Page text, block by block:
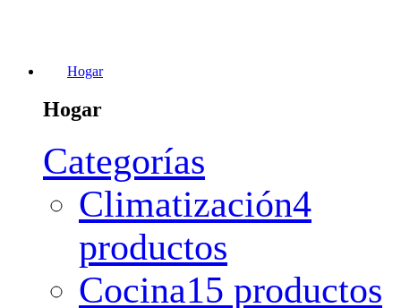
Hogar
Hogar
Categorías
Climatización4
productos
Cocina15 productos